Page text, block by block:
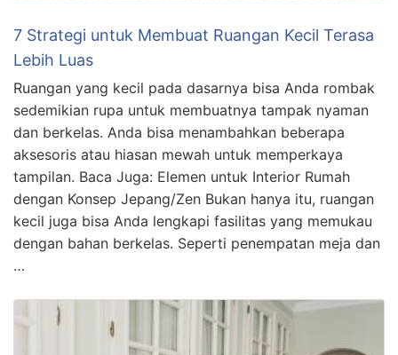
7 Strategi untuk Membuat Ruangan Kecil Terasa
Lebih Luas
Ruangan yang kecil pada dasarnya bisa Anda rombak
sedemikian rupa untuk membuatnya tampak nyaman
dan berkelas. Anda bisa menambahkan beberapa
aksesoris atau hiasan mewah untuk memperkaya
tampilan. Baca Juga: Elemen untuk Interior Rumah
dengan Konsep Jepang/Zen Bukan hanya itu, ruangan
kecil juga bisa Anda lengkapi fasilitas yang memukau
dengan bahan berkelas. Seperti penempatan meja dan
…